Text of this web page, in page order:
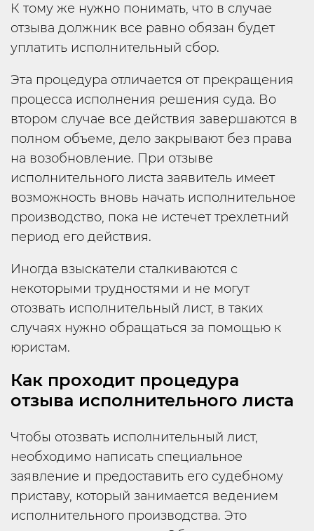
К тому же нужно понимать, что в случае
отзыва должник все равно обязан будет
уплатить исполнительный сбор.
Эта процедура отличается от прекращения
процесса исполнения решения суда. Во
втором случае все действия завершаются в
полном объеме, дело закрывают без права
на возобновление. При отзыве
исполнительного листа заявитель имеет
возможность вновь начать исполнительное
производство, пока не истечет трехлетний
период его действия.
Иногда взыскатели сталкиваются с
некоторыми трудностями и не могут
отозвать исполнительный лист, в таких
случаях нужно обращаться за помощью к
юристам.
Как проходит процедура
отзыва исполнительного листа
Чтобы отозвать исполнительный лист,
необходимо написать специальное
заявление и предоставить его судебному
приставу, который занимается ведением
исполнительного производства. Это